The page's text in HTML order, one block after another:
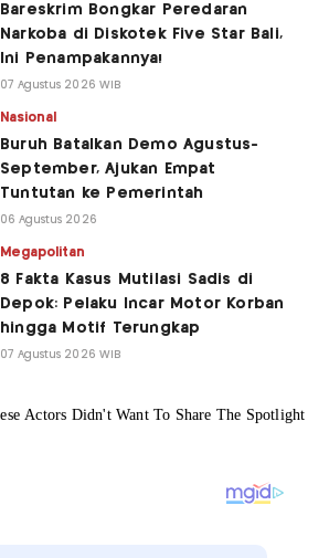
Bareskrim Bongkar Peredaran
Narkoba di Diskotek Five Star Bali,
Ini Penampakannya!
07 Agustus 2026 WIB
Nasional
Buruh Batalkan Demo Agustus-
September, Ajukan Empat
Tuntutan ke Pemerintah
06 Agustus 2026
Megapolitan
8 Fakta Kasus Mutilasi Sadis di
Depok: Pelaku Incar Motor Korban
hingga Motif Terungkap
07 Agustus 2026 WIB